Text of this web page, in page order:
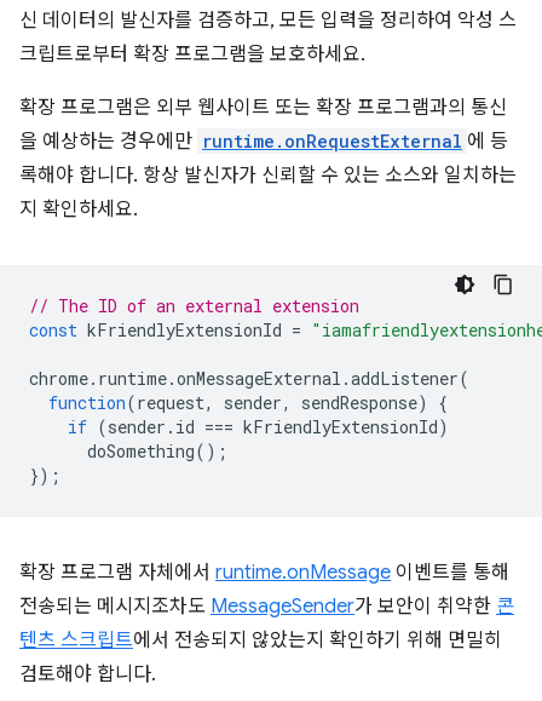
신 데이터의 발신자를 검증하고, 모든 입력을 정리하여 악성 스
크립트로부터 확장 프로그램을 보호하세요.
확장 프로그램은 외부 웹사이트 또는 확장 프로그램과의 통신
을 예상하는 경우에만 runtime.onRequestExternal 에 등
록해야 합니다. 항상 발신자가 신뢰할 수 있는 소스와 일치하는
지 확인하세요.
// The ID of an external extension
const kFriendlyExtensionId =
chrome. runtime.onMessageExternal .addListener(
function(request, sender, sendResponse)
{
if (sender . id === kFriendlyExtensionId)
doSomething();
});
확장 프로그램 자체에서 runtime.onMessage 이벤트를 통해
전송되는 메시지조차도 MessageSender가 보안이 취약한 콘
텐츠 스크립트에서 전송되지 않았는지 확인하기 위해 면밀히
검토해야 합니다.